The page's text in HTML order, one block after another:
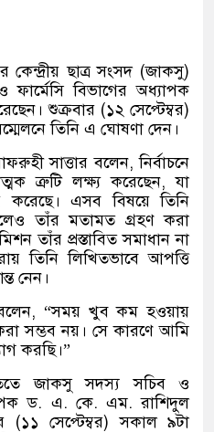
কেন্দ্রীয় ছাত্র সংসদ (জাকসু)
ফার্মেসি বিভাগের অধ্যাপক
শুক্রবার (১২ সেপ্টেম্বর)
তিনি এ ঘোষণা দেন।
সাত্তার বলেন, নির্বাচনে
ত্রুটি লক্ষ্য করেছেন, যা
করেছে। এসব বিষয়ে তিনি
তাঁর মতামত গ্রহণ করা
তাঁর প্রস্তাবিত সমাধান না
তিনি লিখিতভাবে আপত্তি
নেন।
বলেন, “সময় খুব কম হওয়ায়
সম্ভব নয়। সে কারণে আমি
করছি।”
জাকসু সদস্য সচিব ও
ড. এ. কে. এম. রাশিদুল
সেপ্টেম্বর) সকাল ৯টা